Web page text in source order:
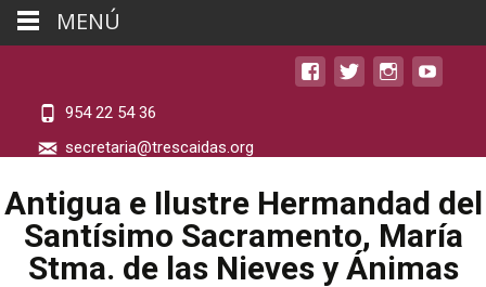
954 22 54 36
secretaria@trescaidas.org
Antigua e Ilustre Hermandad del
Santísimo Sacramento, María
Stma. de las Nieves y Ánimas
MENÚ